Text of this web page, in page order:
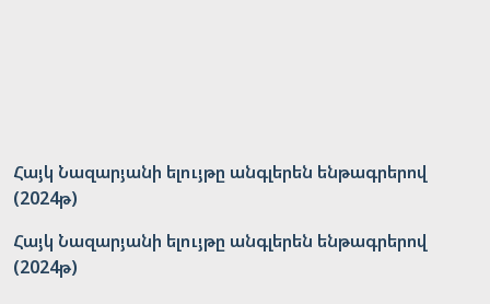
Հայկ Նազարյանի ելույթը անգլերեն ենթագրերով
(2024թ)
Հայկ Նազարյանի ելույթը անգլերեն ենթագրերով
(2024թ)